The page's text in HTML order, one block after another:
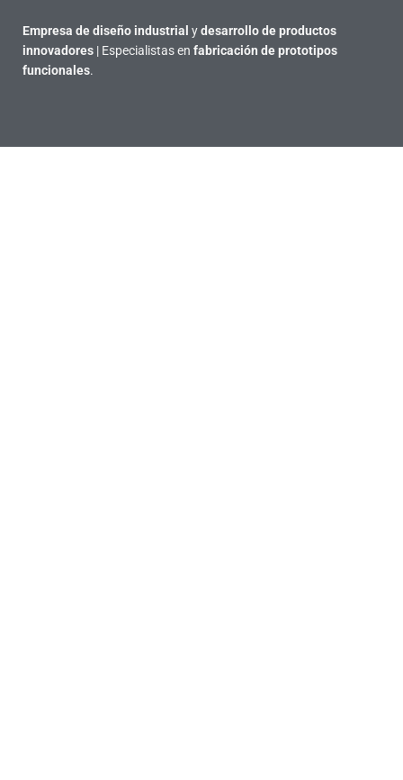
Empresa de diseño industrial ydesarrollo de productos
innovadores | Especialistas en fabricación de prototipos
funcionales.